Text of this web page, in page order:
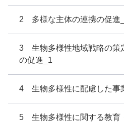
2 多様な主体の連携の促進
3 生物多様性地域戦略の策
の促進_1
4 生物多様性に配慮した事
5 生物多様性に関する教育